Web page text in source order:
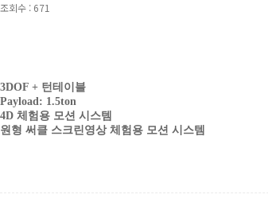
조회수 : 671
3DOF + 턴테이블
Payload: 1.5ton
4D 체험용 모션 시스템
원형 써클 스크린영상 체험용 모션 시스템